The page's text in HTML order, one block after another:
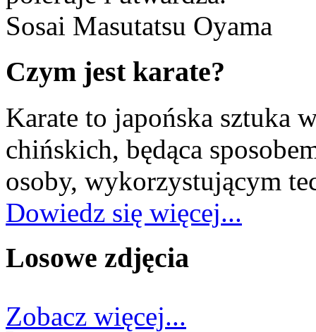
Sosai Masutatsu Oyama
Czym jest karate?
Karate to japońska sztuka
chińskich, będąca
osoby, wykorzystującym
Dowiedz się więcej...
Losowe zdjęcia
Zobacz więcej...